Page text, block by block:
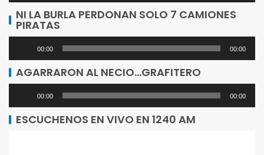
de
audio
NI LA BURLA PERDONAN SOLO 7 CAMIONES
PIRATAS
Reproductor
de
audio
00:00 00:00
AGARRARON AL NECIO…GRAFITERO
Reproductor
de
00:00 00:00
ESCUCHENOS EN VIVO EN 1240 AM